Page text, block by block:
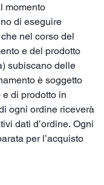
momento
di eseguire
nel corso del
e del prodotto
subiscano delle
è soggetto
di prodotto in
ogni ordine riceverà
dati d’ordine. Ogni
per l’acquisto